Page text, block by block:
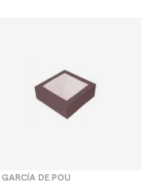
GARCÍA DE POU